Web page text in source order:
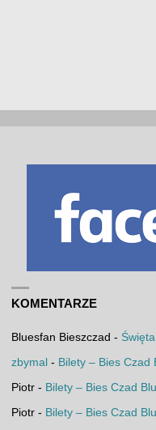
KOMENTARZE
Bluesfan Bieszczad -
zbymal - Bilety – Bies Czad
Piotr- Bilety – Bies Czad
Piotr- Bilety – Bies Czad